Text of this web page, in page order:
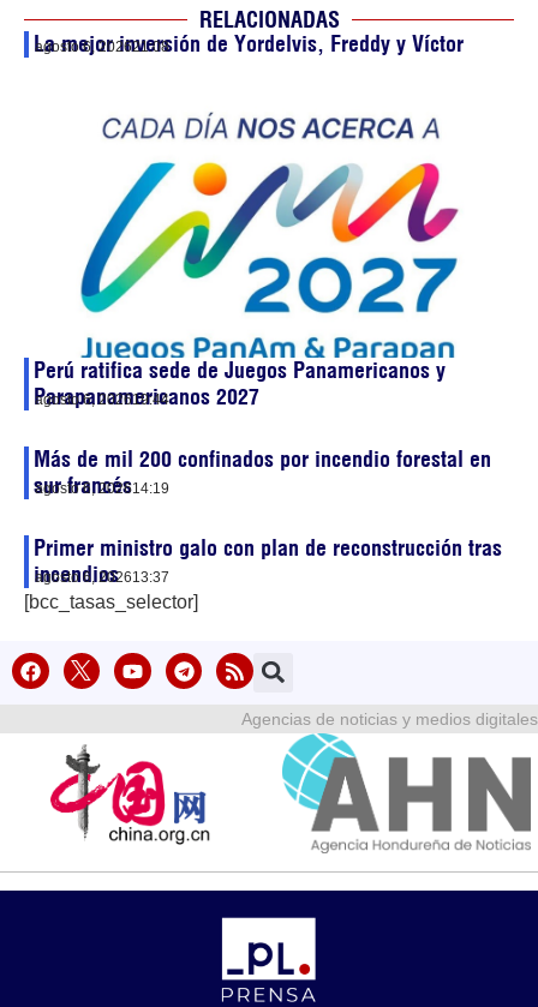
RELACIONADAS
La mejor inversión de Yordelvis, Freddy y Víctor
agosto 6, 202621:08
Perú ratifica sede de Juegos Panamericanos y
Parapanamericanos 2027
agosto 6, 202619:44
Más de mil 200 confinados por incendio forestal en
sur francés
agosto 6, 202614:19
Primer ministro galo con plan de reconstrucción tras
incendios
agosto 6, 202613:37
[bcc_tasas_selector]
Agencias de noticias y medios digitales